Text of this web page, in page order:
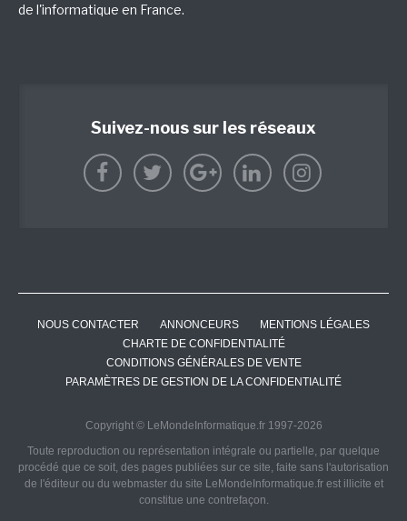
de l'informatique en France.
Suivez-nous sur les réseaux
NOUS CONTACTER ANNONCEURS
MENTIONS LÉGALES
CHARTE DE CONFIDENTIALITÉ
CONDITIONS GÉNÉRALES DE VENTE
PARAMÈTRES DE GESTION DE LA CONFIDENTIALITÉ
Copyright © LeMondeInformatique.fr 1997-2026
Toute reproduction ou représentation intégrale ou partielle, par quelque
procédé que ce soit, des pages publiées sur ce site, faite sans l'autorisation
de l'éditeur ou du webmaster du site LeMondeInformatique.fr est illicite et
constitue une contrefaçon.